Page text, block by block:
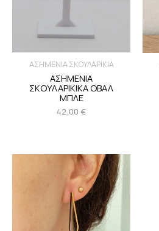
ΑΣΗΜΕΝΙΑ ΣΚΟΥΛΑΡΙΚΙΑ
ΑΣΗΜΕΝΙΑ
ΣΚΟΥΛΑΡΙΚΙΚΑ ΟΒΑΛ
ΜΠΛΕ
42,00 €